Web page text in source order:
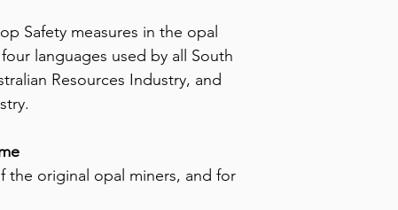
Safety measures in the opal
languages used by all South
Resources Industry, and
the original opal miners, and for